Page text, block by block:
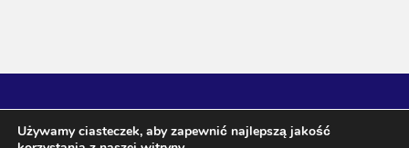
Używamy ciasteczek, aby zapewnić najlepszą jakość